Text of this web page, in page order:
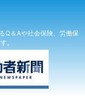
Q＆Aや社会保険、労働保
。